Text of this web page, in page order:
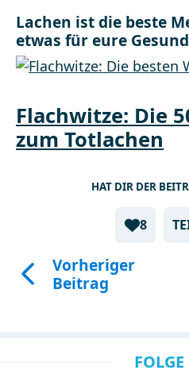
Lachen ist die beste
etwas für eure
Flachwitze: Die
zum Totlachen
HAT DIR DER
8
Vorheriger
Beitrag